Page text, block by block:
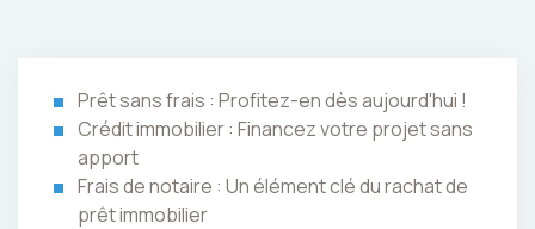
Prêt sans frais : Profitez-en dès aujourd'hui !
Crédit immobilier : Financez votre projet sans
apport
Frais de notaire : Un élément clé du rachat de
prêt immobilier